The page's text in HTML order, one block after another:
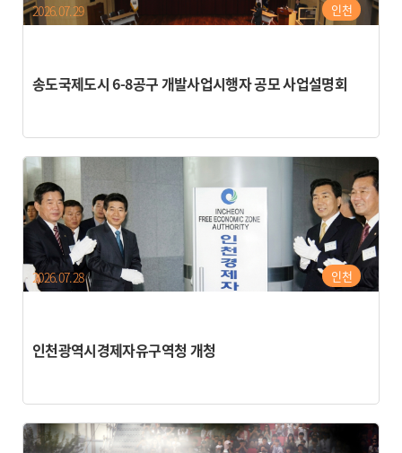
송도국제도시 6-8공구 개발사업시행자 공모 사업설명회
인천
2026.07.29
인천광역시경제자유구역청 개청
인천
2026.07.28